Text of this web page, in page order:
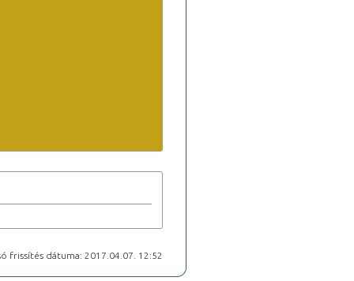
frissítés dátuma: 2017.04.07. 12:52